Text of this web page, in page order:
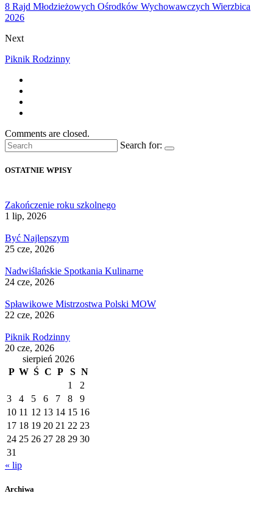
8 Rajd Młodzieżowych Ośrodków Wychowawczych Wierzbica
2026
Next
Piknik Rodzinny
Comments are closed.
Search for:
OSTATNIE WPISY
Zakończenie roku szkolnego
1 lip, 2026
Być Najlepszym
25 cze, 2026
Nadwiślańskie Spotkania Kulinarne
24 cze, 2026
Spławikowe Mistrzostwa Polski MOW
22 cze, 2026
Piknik Rodzinny
20 cze, 2026
sierpień 2026
P W Ś C P S N
1
2
3
4 5 6 7 8
9
10 11 12 13 14 15 16
17 18 19 20 21 22 23
24 25 26 27 28 29 30
31
« lip
Archiwa